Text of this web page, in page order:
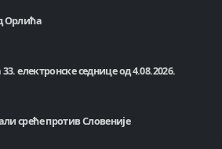
Орлића
електронске седнице од 4.08.2026.
среће против Словеније